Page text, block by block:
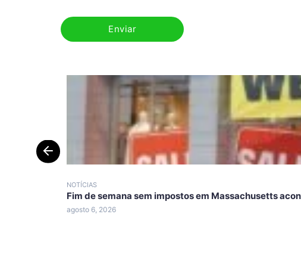
NOTÍCIAS
Fim de semana sem impostos em Massachusetts
agosto 6, 2026